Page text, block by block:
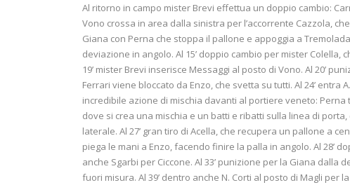
Al ritorno in campo mister Brevi effettua un doppio cambio:
Vono crossa in area dalla sinistra per l’accorrente Cazzola,
Giana con Perna che stoppa il pallone e appoggia a
deviazione in angolo. Al 15’ doppio cambio per mister Colella,
19’ mister Brevi inserisce Messaggi al posto di Vono. Al 20’
Ferrari viene bloccato da Enzo, che svetta su tutti. Al 24’ entra
incredibile azione di mischia davanti al portiere veneto:
dove si crea una mischia e un batti e ribatti sulla linea di
laterale. Al 27’ gran tiro di Acella, che recupera un pallone a
piega le mani a Enzo, facendo finire la palla in angolo. Al 28’
anche Sgarbi per Ciccone. Al 33’ punizione per la Giana dalla
fuori misura. Al 39’ dentro anche N. Corti al posto di Magli per